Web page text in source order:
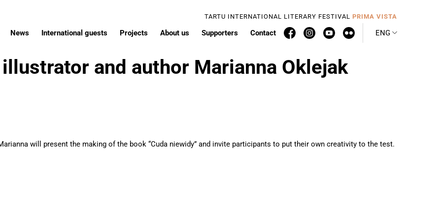
TARTU INTERNATIONAL LITERARY FESTIVAL PRIMA VISTA
News International guests Projects About us Supporters Contact ENG
and author Marianna Oklejak
will present the making of the book “Cuda niewidy” and invite participants to put their own creativity to the test.